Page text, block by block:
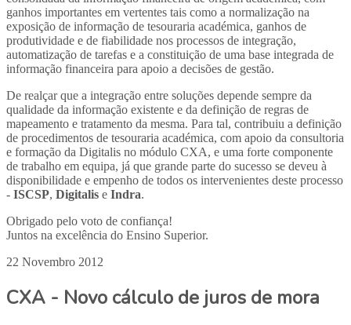
ganhos importantes em vertentes tais como a normalização na
exposição de informação de tesouraria académica, ganhos de
produtividade e de fiabilidade nos processos de integração,
automatização de tarefas e a constituição de uma base integrada de
informação financeira para apoio a decisões de gestão.
De realçar que a integração entre soluções depende sempre da
qualidade da informação existente e da definição de regras de
mapeamento e tratamento da mesma. Para tal, contribuiu a definição
de procedimentos de tesouraria académica, com apoio da consultoria
e formação da Digitalis no módulo CXA, e uma forte componente
de trabalho em equipa, já que grande parte do sucesso se deveu à
disponibilidade e empenho de todos os intervenientes deste processo
- ISCSP, Digitalis e Indra.
Obrigado pelo voto de confiança!
Juntos na excelência do Ensino Superior.
22 Novembro 2012
CXA - Novo cálculo de juros de mora